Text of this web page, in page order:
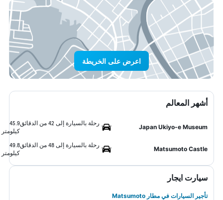
اعرض على الخريطة
أشهر المعالم
Japan Ukiyo-e Museum
رحلة بالسيارة إلى 42 من الدقائق
45.9
كيلومتر
Matsumoto Castle
رحلة بالسيارة إلى 48 من الدقائق
49.8
كيلومتر
سيارت ايجار
تأجير السيارات في مطار Matsumoto